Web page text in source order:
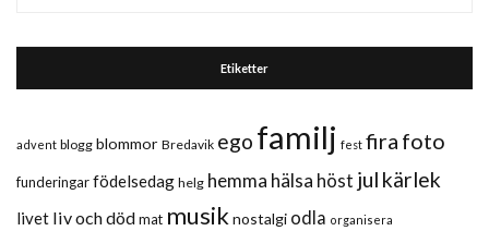
Etiketter
advent blogg blommor Bredavik ego familj fest fira foto
funderingarfödelsedag helg hemma hälsa höst jul kärlek
livet liv och dödmat musik nostalgi odla organisera